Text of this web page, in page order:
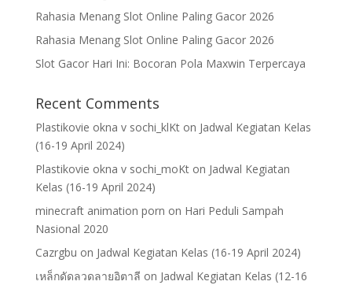
Rahasia Menang Slot Online Paling Gacor 2026
Rahasia Menang Slot Online Paling Gacor 2026
Slot Gacor Hari Ini: Bocoran Pola Maxwin Terpercaya
Recent Comments
Plastikovie okna v sochi_klKton Jadwal Kegiatan Kelas
(16-19 April 2024)
Plastikovie okna v sochi_moKton Jadwal Kegiatan
Kelas (16-19 April 2024)
minecraft animation porn on Hari Peduli Sampah
Nasional 2020
Cazrgbu on Jadwal Kegiatan Kelas (16-19 April 2024)
เหล็กดัดลวดลายอิตาลี on Jadwal Kegiatan Kelas (12-16